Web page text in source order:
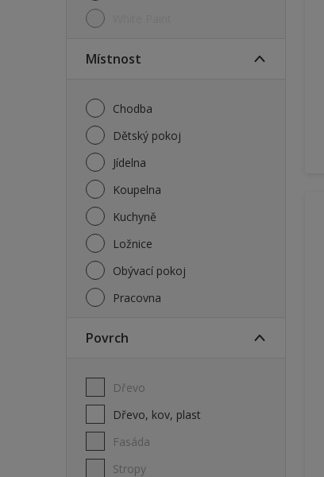
Místnost
Chodba
Dětský pokoj
Jídelna
Koupelna
Kuchyně
Ložnice
Obývací pokoj
Pracovna
Povrch
Dřevo
Dřevo, kov, plast
Fasáda
Stropy